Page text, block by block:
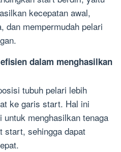
kecepatan awal,
dan mempermudah pelari
dalam menghasilkan
tubuh pelari lebih
ke garis start. Hal ini
untuk menghasilkan tenaga
start, sehingga dapat